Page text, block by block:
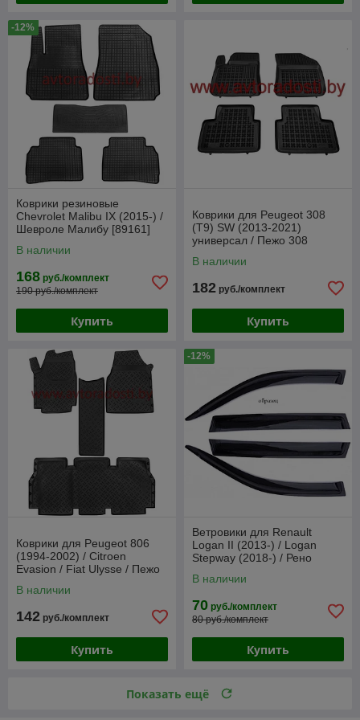
ГАЗ Дефлектор капота
SEAT Дефлектор капота
SKODA Дефлектор капота
LADA Дефлектор капота
TOYOTA Дефлектор капота
VOLVO Дефлектор капота
SUBARU Дефлектор капота
SUZUKI Дефлектор капота
VOLKSWAGEN Дефлектор капота
-12%
Коврики резиновые
Chevrolet Malibu IX (2015-) /
Шевроле Малибу [89161]
В наличии
168 руб./комплект
190 руб./комплект
Купить
Коврики для Peugeot 308
(T9) SW (2013-2021)
универсал / Пежо 308
В наличии
182 руб./комплект
Купить
Коврики для Peugeot 806
(1994-2002) / Citroen
Evasion / Fiat Ulysse / Пежо
Фиат Улис
В наличии
142 руб./комплект
Купить
-12%
Ветровики для Renault
Logan II (2013-) / Logan
Stepway (2018-) / Рено
В наличии
70 руб./комплект
80 руб./комплект
Купить
Показать ещё